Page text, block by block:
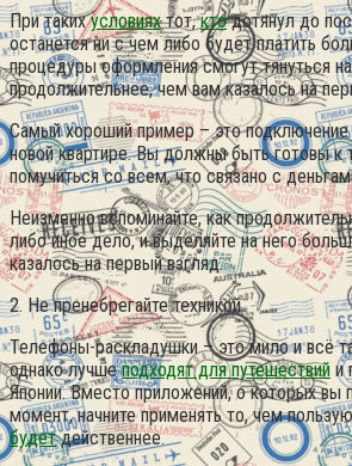
При такихусловияхтот,ктодотянул до
останется ни с чем либо будет платить
процедуры оформления смогут тянуться
продолжительнее, чем вам казалось на
Самый хороший пример – это подключение
новой квартире. Вы должны быть готовы к
помучиться со всем, что связано с
Неизменно вспоминайте, как
либо иное дело, и выделяйте на него
казалось на первый взгляд.
2. Не пренебрегайте техникой
Телефоны-раскладушки – это мило и всё
однако лучшеподходят для путешествийи
Японии. Вместо приложений, о которых вы
момент, начните применять то, чем
будетдейственнее.